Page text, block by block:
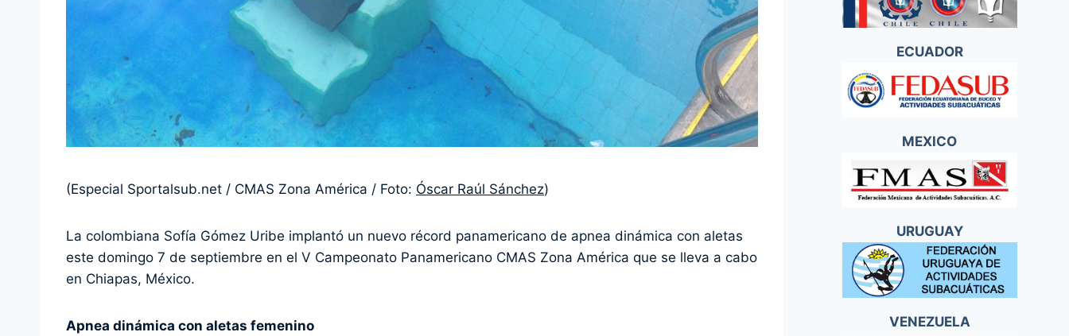
(Especial Sportalsub.net / CMAS Zona América / Foto: Óscar Raúl Sánchez)
La colombiana Sofía Gómez Uribe implantó un nuevo récord panamericano de apnea dinámica con aletas
este domingo 7 de septiembre en el V Campeonato Panamericano CMAS Zona América que se lleva a cabo
en Chiapas, México.
Apnea dinámica con aletas femenino
ECUADOR
MEXICO
URUGUAY
VENEZUELA